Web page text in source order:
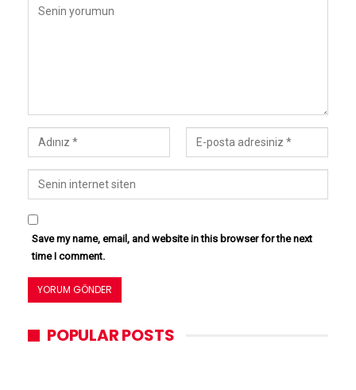
Save my name, email, and website in this browser for the next
time I comment.
POPULAR POSTS